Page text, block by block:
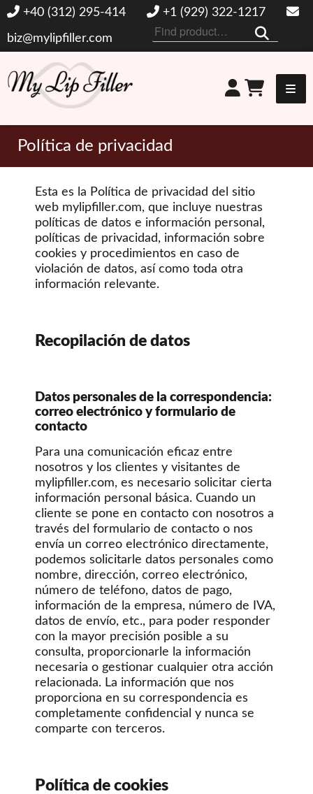
+40 (312) 295-414 +1 (929) 322-1217
biz@mylipfiller.com
Buscar
por:
Mi relleno de labios
Política de privacidad
Esta es la Política de privacidad del sitio
web mylipfiller.com, que incluye nuestras
políticas de datos e información personal,
políticas de privacidad, información sobre
cookies y procedimientos en caso de
violación de datos, así como toda otra
información relevante.
Recopilación de datos
Datos personales de la correspondencia:
correo electrónico y formulario de
contacto
Para una comunicación eficaz entre
nosotros y los clientes y visitantes de
mylipfiller.com, es necesario solicitar cierta
información personal básica. Cuando un
cliente se pone en contacto con nosotros a
través del formulario de contacto o nos
envía un correo electrónico directamente,
podemos solicitarle datos personales como
nombre, dirección, correo electrónico,
número de teléfono, datos de pago,
información de la empresa, número de IVA,
datos de envío, etc., para poder responder
con la mayor precisión posible a su
consulta, proporcionarle la información
necesaria o gestionar cualquier otra acción
relacionada. La información que nos
proporciona en su correspondencia es
completamente confidencial y nunca se
comparte con terceros.
Política de cookies